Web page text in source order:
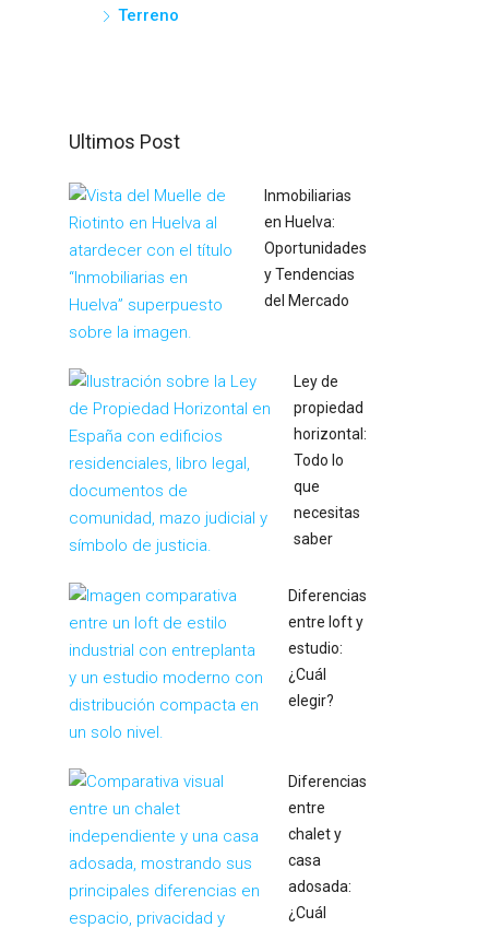
Terreno
Ultimos Post
Inmobiliarias
en Huelva:
Oportunidades
y Tendencias
del Mercado
Ley de
propiedad
horizontal:
Todo lo
que
necesitas
saber
Diferencias
entre loft y
estudio:
¿Cuál
elegir?
Diferencias
entre
chalet y
casa
adosada:
¿Cuál